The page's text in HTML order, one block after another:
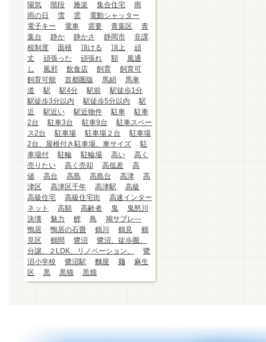
陽気
階段 雅楽 集合住宅
雨
雨の日
雪 雲
電動シャッター
電子キー
電車 需要 青葉区
青
葉台
静か 静かさ 静岡市
非課
税制度
面積 頂ける 頂上
頑
丈
頑張った 頑張れ 額
風通
し
風邪 飲食店 飼育
飼育可
飼育可能
首都圏版 馬絹
馬車
道
駅 駅4分 駅前
駅徒歩1分
駅徒歩3分以内
駅徒歩5分以内
駅
近
駅近い 駅近物件 駐車
駐車
2台
駐車3台 駐車9台
駐車スペー
ス2台
駐車場 駐車場２台
駐車場
2台、屋根付き駐車場、車サイズ
駐
車場付
駐輪 駐輪場 高い
高く
売りたい
高く売却 高低差
高
値
高台 高島 高島台 高津
高
津区
高津区千年 高津駅
高級
高級住宅
高級住宅街
高速インター
ネット
高額 高齢者 鬼
鬼怒川
決壊
魅力 鯉 鳥
鳩サブレ―
鴨居
鴨居の石畳 鶴川 鶴見
鶴
見区
鶴間 鷺沼
鷺沼、徒歩圏、
分譲、２LDK、リノベーション、
鷺
沼小学校
鷺沼駅 麵屋 麺
麻生
区
黒 黒猫 黒畑